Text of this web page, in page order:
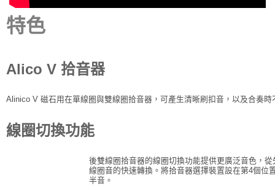
特色
Alico V 拾音器
Alinico V 磁石用在單線圈與雙線圈拾音器，可產生清晰刷扣音，以及合奏
線圈切換功能
後雙線圈拾音器的線圈切換功能提供更廣泛音色，
線圈音的快速轉換。將拾音器選擇裝置設在第4個位
半音。